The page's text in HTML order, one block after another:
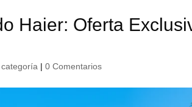
Haier: Oferta
categoría |0 Comentarios